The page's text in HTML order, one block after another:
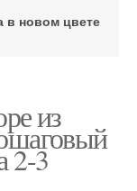
в новом цвете
из
2-3